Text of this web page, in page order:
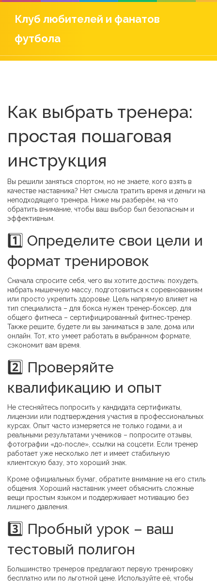
Клуб любителей и фанатов
футбола
Как выбрать тренера:
простая пошаговая
инструкция
Вы решили заняться спортом, но не знаете, кого взять в
качестве наставника? Нет смысла тратить время и деньги на
неподходящего тренера. Ниже мы разберём, на что
обратить внимание, чтобы ваш выбор был безопасным и
эффективным.
1️⃣ Определите свои цели и
формат тренировок
Сначала спросите себя, чего вы хотите достичь: похудеть,
набрать мышечную массу, подготовиться к соревнованиям
или просто укрепить здоровье. Цель напрямую влияет на
тип специалиста – для бокса нужен тренер‑боксер, для
общего фитнеса – сертифицированный фитнес‑тренер.
Также решите, будете ли вы заниматься в зале, дома или
онлайн. Тот, кто умеет работать в выбранном формате,
сэкономит вам время.
2️⃣ Проверяйте
квалификацию и опыт
Не стесняйтесь попросить у кандидата сертификаты,
лицензии или подтверждения участия в профессиональных
курсах. Опыт часто измеряется не только годами, а и
реальными результатами учеников – попросите отзывы,
фотографии «до‑после», ссылки на соцсети. Если тренер
работает уже несколько лет и имеет стабильную
клиентскую базу, это хороший знак.
Кроме официальных бумаг, обратите внимание на его стиль
общения. Хороший наставник умеет объяснить сложные
вещи простым языком и поддерживает мотивацию без
лишнего давления.
3️⃣ Пробный урок – ваш
тестовый полигон
Большинство тренеров предлагают первую тренировку
бесплатно или по льготной цене. Используйте её, чтобы